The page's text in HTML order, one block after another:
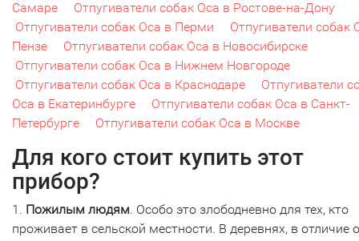
Самаре
Отпугиватели собак Оса в Ростове-на-Дону
Отпугиватели собак Оса в Перми
Отпугиватели собак
Пензе
Отпугиватели собак Оса в Новосибирске
Отпугиватели собак Оса в Нижнем Новгороде
Отпугиватели собак Оса в Краснодаре
Отпугиватели
Оса в Екатеринбурге
Отпугиватели собак Оса в Санкт-
Петербурге
Отпугиватели собак Оса в Москве
Для кого стоит купить этот
прибор?
1. Пожилым людям. Особо это злободневно для тех, кто
проживает в сельской местности. В деревнях, в отличие